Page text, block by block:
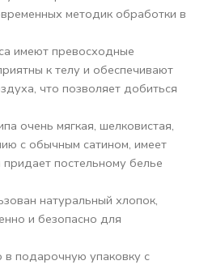
методик обработки в
имеют превосходные
к телу и обеспечивают
что позволяет добиться
очень мягкая, шелковистая,
с обычным сатином, имеет
постельному белье
натуральный хлопок,
и безопасно для
подарочную упаковку с